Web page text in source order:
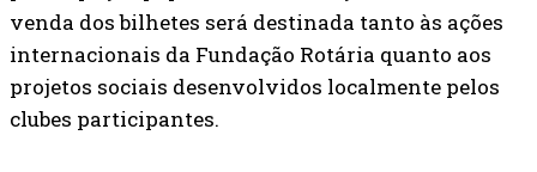
venda dos bilhetes será destinada tanto às ações
internacionais da Fundação Rotária quanto aos
projetos sociais desenvolvidos localmente pelos
clubes participantes.